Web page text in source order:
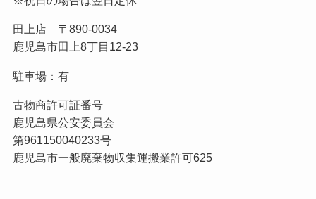
田上店 〒890-0034
鹿児島市田上8丁目12-23
駐車場：有
古物商許可証番号
鹿児島県公安委員会
第961150040233号
鹿児島市一般廃棄物収集運搬業許可625